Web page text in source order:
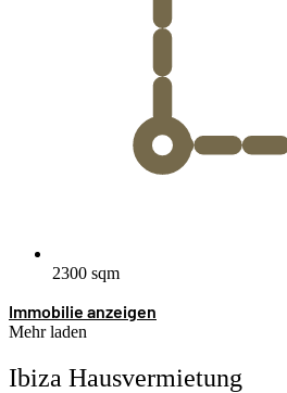
2300 sqm
Immobilie anzeigen
Mehr laden
Ibiza Hausvermietung